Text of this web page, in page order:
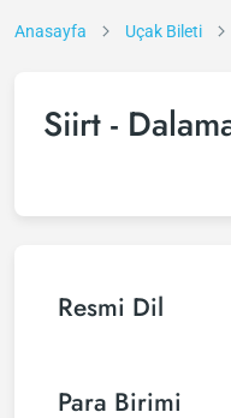
Anasayfa Uçak Bileti
Siirt -
Resmi Dil
Para Birimi